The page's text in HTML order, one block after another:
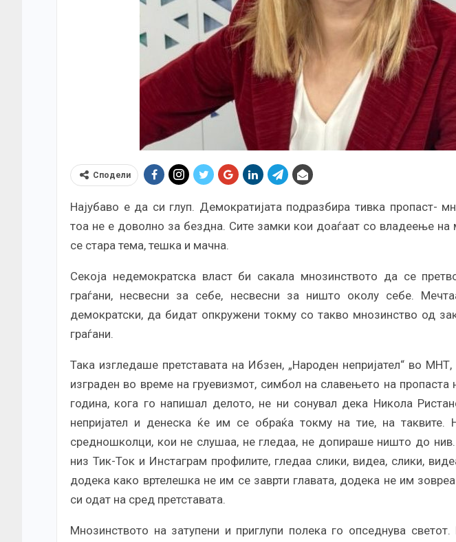
Сподели
Најубаво е да си глуп. Демократијата подразбира тивка пропаст-
тоа не е доволно за бездна. Сите замки кои доаѓаат со владеење на
се стара тема, тешка и мачна.
Секоја недемократска власт би сакала мнозинството да се
граѓани, несвесни за себе, несвесни за ништо околу себе.
демократски, да бидат опкружени токму со такво мнозинство од
граѓани.
Така изгледаше претставата на Ибзен, „Народен непријател“ во
изграден во време на груевизмот, симбол на славењето на
година, кога го напишал делото, не ни сонувал дека Никола
непријател и денеска ќе им се обраќа токму на тие, на таквите.
средношколци, кои не слушаа, не гледаа, не допираше ништо до
низ Тик-Ток и Инстаграм профилите, гледаа слики, видеа, слики,
додека како вртелешка не им се заврти главата, додека не им
си одат на сред претставата.
Мнозинството на затупени и приглупи полека го опседнува светот.